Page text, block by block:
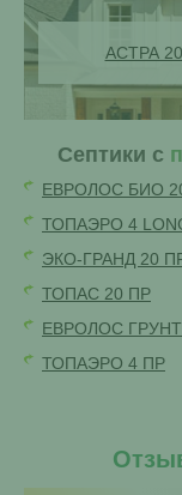
АСТРА
Септики с
ЕВРОЛОС БИО
ТОПАЭРО 4
ЭКО-ГРАНД 20
ТОПАС 20 ПР
ЕВРОЛОС ГРУНТ
ТОПАЭРО 4 ПР